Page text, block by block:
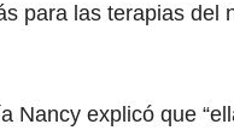
para las terapias del
Nancy explicó que